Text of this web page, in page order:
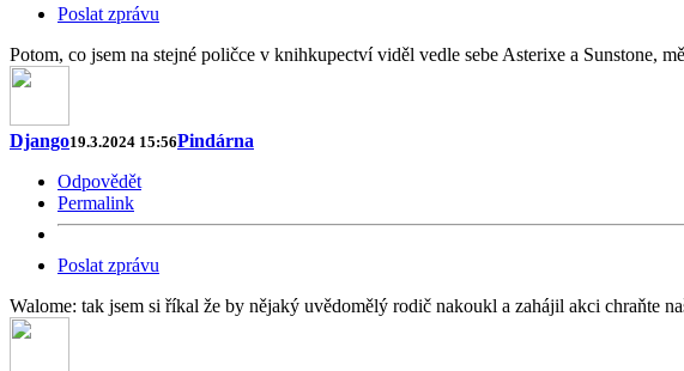
Poslat zprávu
Potom, co jsem na stejné poličce v knihkupectví viděl vedle sebe Asterixe a Sunstone,
Django19.3.2024 15:56Pindárna
Odpovědět
Permalink
Poslat zprávu
Walome: tak jsem si říkal že by nějaký uvědomělý rodič nakoukl a zahájil akci chraňte